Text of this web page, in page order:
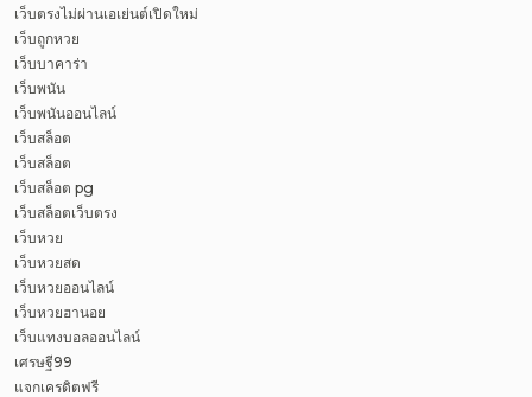
เว็บตรงไม่ผ่านเอเย่นต์เปิดใหม่
เว็บถูกหวย
เว็บบาคาร่า
เว็บพนัน
เว็บพนันออนไลน์
เว็บสล็อต
เว็บสล็อต
เว็บสล็อต pg
เว็บสล็อตเว็บตรง
เว็บหวย
เว็บหวยสด
เว็บหวยออนไลน์
เว็บหวยฮานอย
เว็บแทงบอลออนไลน์
เศรษฐี99
แจกเครดิตฟรี